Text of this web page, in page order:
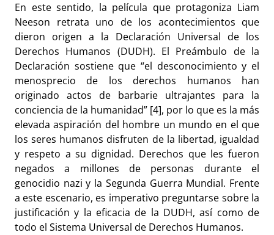
En este sentido, la película que protagoniza Liam
Neeson retrata uno de los acontecimientos que
dieron origen a la Declaración Universal de los
Derechos Humanos (DUDH). El Preámbulo de la
Declaración sostiene que “el desconocimiento y el
menosprecio de los derechos humanos han
originado actos de barbarie ultrajantes para la
conciencia de la humanidad” [4], por lo que es la más
elevada aspiración del hombre un mundo en el que
los seres humanos disfruten de la libertad, igualdad
y respeto a su dignidad. Derechos que les fueron
negados a millones de personas durante el
genocidio nazi y la Segunda Guerra Mundial. Frente
a este escenario, es imperativo preguntarse sobre la
justificación y la eficacia de la DUDH, así como de
todo el Sistema Universal de Derechos Humanos.